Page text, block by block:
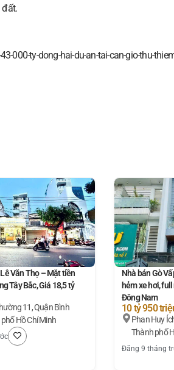
đất.
000-ty-dong-hai-du-an-tai-can-gio-thu-
Văn Thọ – Mặt tiền
Tây Bắc, Giá 18,5 tỷ
Hồ Chí Minh
Nhà bán Gò
hẻm xe hơi,
Đông Nam
10 tỷ 950
Phan Huy
Thành phố
Đăng 9 tháng